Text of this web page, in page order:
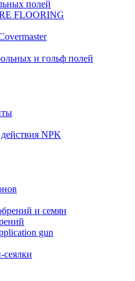
полей
FLOORING
и гольф полей
NPK
и семян
gun
сеялки